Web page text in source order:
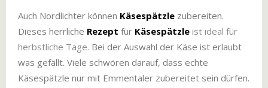
Auch Nordlichter können Käsespätzle zubereiten.
Dieses herrliche Rezept für Käsespätzle ist ideal für
herbstliche Tage. Bei der Auswahl der Käse ist erlaubt
was gefällt. Viele schwören darauf, dass echte
Käsespätzle nur mit Emmentaler zubereitet sein dürfen.